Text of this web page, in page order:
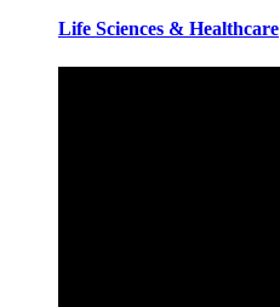
Life Sciences & Healthcare